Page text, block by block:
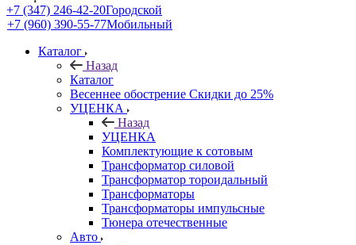
+7 (347) 246-42-20Городской
+7 (960) 390-55-77Мобильный
Каталог
Назад
Каталог
Весеннее обострение Скидки до 25%
УЦЕНКА
Назад
УЦЕНКА
Комплектующие к сотовым
Трансформатор силовой
Трансформатор тороидальный
Трансформаторы
Трансформаторы импульсные
Тюнера отечественные
Авто